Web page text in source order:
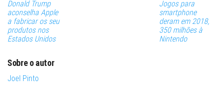
Donald Trump
aconselha Apple
a fabricar os seu
produtos nos
Estados Unidos
Jogos para
smartphone
deram em 2018,
350 milhões à
Nintendo
Sobre o autor
Joel Pinto